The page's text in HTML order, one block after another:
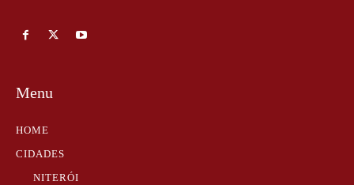
Menu
HOME
CIDADES
NITERÓI